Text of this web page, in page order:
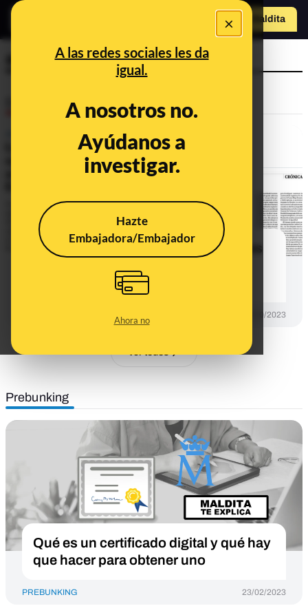
×
A las redes sociales les da
igual.
A nosotros no.
Ayúdanos a
investigar.
Hazte
Embajadora/Embajador
Ahora no
Hazte Maldito
a
administración
Qué sabemos sobre las oposiciones
administradora civil del Estado
16/10/2023
Ver todos
Prebunking
Qué es un certificado digital y qué hay
que hacer para obtener uno
PREBUNKING 23/02/2023